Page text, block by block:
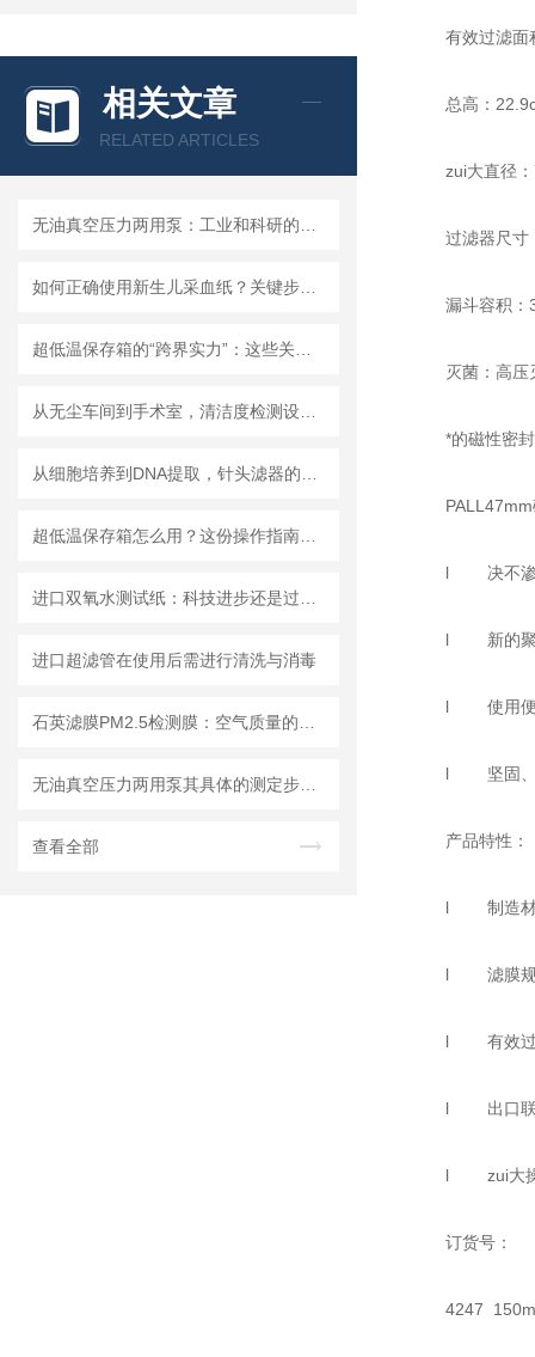
相关文章
RELATED ARTICLES
进口超滤管在使用后需进行清洗与消毒
查看全部
有效过滤面
总高：
zui大直径：
过滤器尺寸
漏斗容积：
灭菌：高压
*的磁性密封
PALL47mm
l 决不渗漏的
l 新的聚砜材
l 使用便利：
l 坚固、安全
产品特性：
l 制造材
l 滤膜规格
l 有效过滤
l 出口联接
l zui大操作
订货号：
4247 150ml